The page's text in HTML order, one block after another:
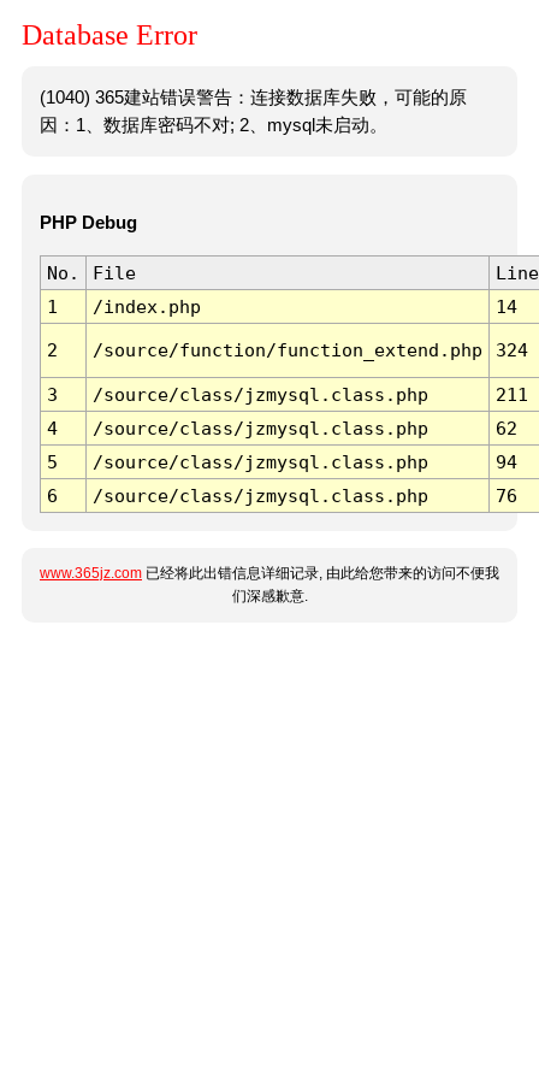
Database Error
(1040) 365建站错误警告：连接数据库失败，可能的原
因：1、数据库密码不对; 2、mysql未启动。
PHP Debug
No. File
Line
1
/index.php 14
2 /source/function/function_extend.php 324
3 /source/class/jzmysql.class.php
211
4
/source/class/jzmysql.class.php
62
5
/source/class/jzmysql.class.php
94
6
/source/class/jzmysql.class.php 76
www.365jz.com 已经将此出错信息详细记录, 由此给您带来的访问不便我
们深感歉意.